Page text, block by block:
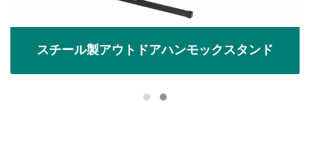
スチール製アウトドアハンモックスタンド